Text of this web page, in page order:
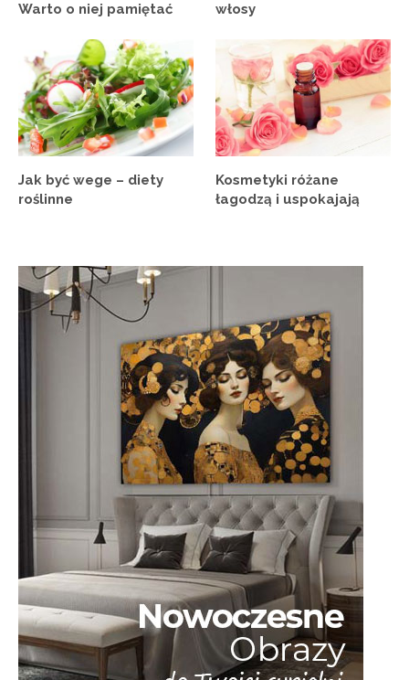
Warto o niej pamiętać
włosy
Jak być wege – diety
roślinne
Kosmetyki różane
łagodzą i uspokajają